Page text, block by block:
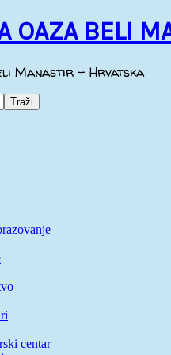
OAZA BELI
Manastir - Hrvatska
centar